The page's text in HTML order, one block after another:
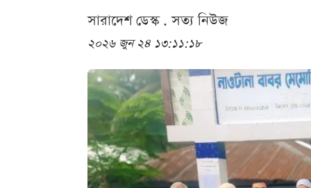
সারাদেশ ডেস্ক . সত্য নিউজ
২০২৬ জুন ২৪ ১৩:১১:১৮